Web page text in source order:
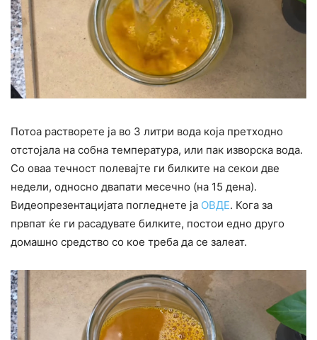
Потоа растворете ја во 3 литри вода која претходно
отстојала на собна температура, или пак изворска вода.
Со оваа течност полевајте ги билките на секои две
недели, односно двапати месечно (на 15 дена).
Видеопрезентацијата погледнете ја ОВДЕ. Кога за
првпат ќе ги расадувате билките, постои едно друго
домашно средство со кое треба да се залеат.